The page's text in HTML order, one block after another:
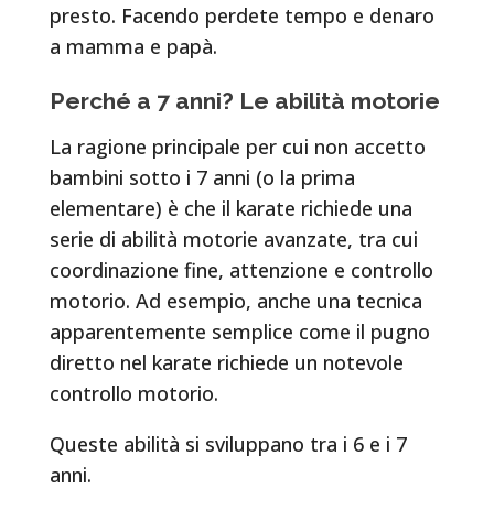
presto. Facendo perdete tempo e denaro
a mamma e papà.
Perché a 7 anni? Le abilità motorie
La ragione principale per cui non accetto
bambini sotto i 7 anni (o la prima
elementare) è che il karate richiede una
serie di abilità motorie avanzate, tra cui
coordinazione fine, attenzione e controllo
motorio. Ad esempio, anche una tecnica
apparentemente semplice come il pugno
diretto nel karate richiede un notevole
controllo motorio.
Queste abilità si sviluppano tra i 6 e i 7
anni.